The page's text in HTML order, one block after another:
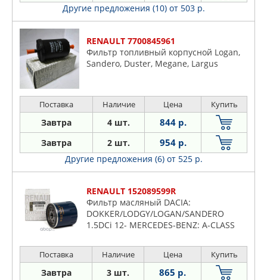
Другие предложения (10) от 503 р.
RENAULT 7700845961
Фильтр топливный корпусной Logan,
Sandero, Duster, Megane, Largus
Поставка Наличие Цена Купить
Завтра 4 шт. 844 р.
Завтра 2 шт. 954 р.
Другие предложения (6) от 525 р.
RENAULT 152089599R
Фильтр масляный DACIA:
DOKKER/LODGY/LOGAN/SANDERO
1.5DCi 12- MERCEDES-BENZ: A-CLASS
1.5CDi 13- : CLIO IV 1.5DCi 08-
Поставка Наличие Цена Купить
Завтра 3 шт. 865 р.